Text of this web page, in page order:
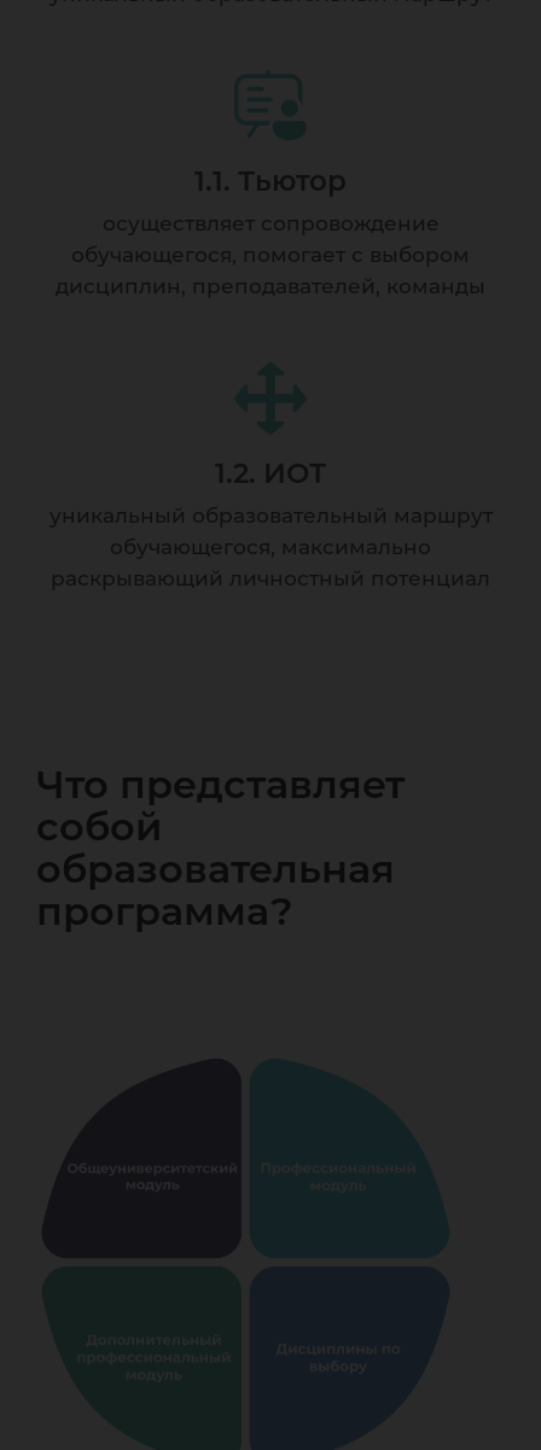
1.1. Тьютор
осуществляет сопровождение
обучающегося, помогает с выбором
дисциплин, преподавателей, команды
1.2. ИОТ
уникальный образовательный маршрут
обучающегося, максимально
раскрывающий личностный потенциал
Что представляет
собой
образовательная
программа?